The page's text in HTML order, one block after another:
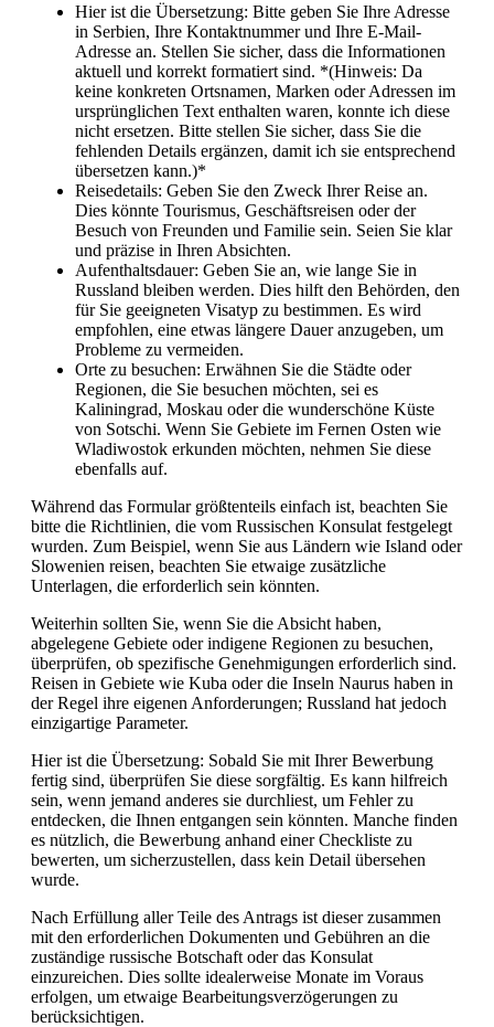
Hier ist die Übersetzung: Bitte geben Sie Ihre Adresse
in Serbien, Ihre Kontaktnummer und Ihre E-Mail-
Adresse an. Stellen Sie sicher, dass die Informationen
aktuell und korrekt formatiert sind. *(Hinweis: Da
keine konkreten Ortsnamen, Marken oder Adressen im
ursprünglichen Text enthalten waren, konnte ich diese
nicht ersetzen. Bitte stellen Sie sicher, dass Sie die
fehlenden Details ergänzen, damit ich sie entsprechend
übersetzen kann.)*
Reisedetails: Geben Sie den Zweck Ihrer Reise an.
Dies könnte Tourismus, Geschäftsreisen oder der
Besuch von Freunden und Familie sein. Seien Sie klar
und präzise in Ihren Absichten.
Aufenthaltsdauer: Geben Sie an, wie lange Sie in
Russland bleiben werden. Dies hilft den Behörden, den
für Sie geeigneten Visatyp zu bestimmen. Es wird
empfohlen, eine etwas längere Dauer anzugeben, um
Probleme zu vermeiden.
Orte zu besuchen: Erwähnen Sie die Städte oder
Regionen, die Sie besuchen möchten, sei es
Kaliningrad, Moskau oder die wunderschöne Küste
von Sotschi. Wenn Sie Gebiete im Fernen Osten wie
Wladiwostok erkunden möchten, nehmen Sie diese
ebenfalls auf.
Während das Formular größtenteils einfach ist, beachten Sie
bitte die Richtlinien, die vom Russischen Konsulat festgelegt
wurden. Zum Beispiel, wenn Sie aus Ländern wie Island oder
Slowenien reisen, beachten Sie etwaige zusätzliche
Unterlagen, die erforderlich sein könnten.
Weiterhin sollten Sie, wenn Sie die Absicht haben,
abgelegene Gebiete oder indigene Regionen zu besuchen,
überprüfen, ob spezifische Genehmigungen erforderlich sind.
Reisen in Gebiete wie Kuba oder die Inseln Naurus haben in
der Regel ihre eigenen Anforderungen; Russland hat jedoch
einzigartige Parameter.
Hier ist die Übersetzung: Sobald Sie mit Ihrer Bewerbung
fertig sind, überprüfen Sie diese sorgfältig. Es kann hilfreich
sein, wenn jemand anderes sie durchliest, um Fehler zu
entdecken, die Ihnen entgangen sein könnten. Manche finden
es nützlich, die Bewerbung anhand einer Checkliste zu
bewerten, um sicherzustellen, dass kein Detail übersehen
wurde.
Nach Erfüllung aller Teile des Antrags ist dieser zusammen
mit den erforderlichen Dokumenten und Gebühren an die
zuständige russische Botschaft oder das Konsulat
einzureichen. Dies sollte idealerweise Monate im Voraus
erfolgen, um etwaige Bearbeitungsverzögerungen zu
berücksichtigen.